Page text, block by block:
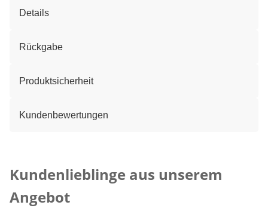
Details
Rückgabe
Produktsicherheit
Kundenbewertungen
Kundenlieblinge aus unserem
Angebot